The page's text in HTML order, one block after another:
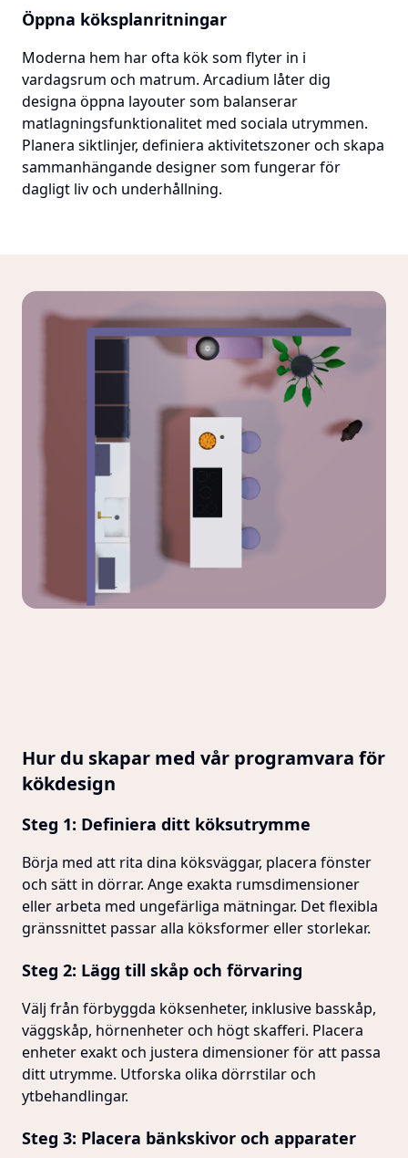
Öppna köksplanritningar
Moderna hem har ofta kök som flyter in i
vardagsrum och matrum. Arcadium låter dig
designa öppna layouter som balanserar
matlagningsfunktionalitet med sociala utrymmen.
Planera siktlinjer, definiera aktivitetszoner och skapa
sammanhängande designer som fungerar för
dagligt liv och underhållning.
Hur du skapar med vår programvara för
kökdesign
Steg 1: Definiera ditt köksutrymme
Börja med att rita dina köksväggar, placera fönster
och sätt in dörrar. Ange exakta rumsdimensioner
eller arbeta med ungefärliga mätningar. Det flexibla
gränssnittet passar alla köksformer eller storlekar.
Steg 2: Lägg till skåp och förvaring
Välj från förbyggda köksenheter, inklusive basskåp,
väggskåp, hörnenheter och högt skafferi. Placera
enheter exakt och justera dimensioner för att passa
ditt utrymme. Utforska olika dörrstilar och
ytbehandlingar.
Steg 3: Placera bänkskivor och apparater